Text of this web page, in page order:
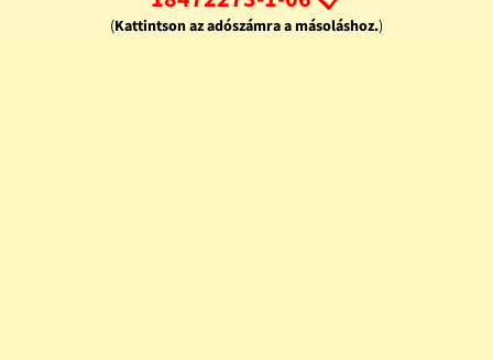
(Kattintson az adószámra a másoláshoz.)